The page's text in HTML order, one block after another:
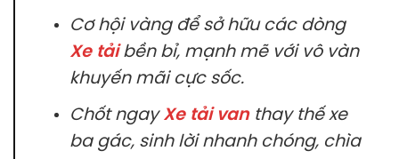
Cơ hội vàng để sở hữu các dòng
Xe tảibền bỉ, mạnh mẽ với vô vàn
khuyến mãi cực sốc.
Chốt ngay Xe tải vanthay thế xe
ba gác, sinh lời nhanh chóng, chìa